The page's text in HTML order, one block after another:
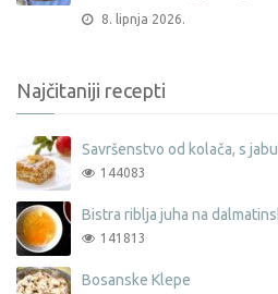
8. lipnja 2026.
Najčitaniji recepti
Savršenstvo od kolača, s
144083
Bistra riblja juha na
141813
Bosanske Klepe